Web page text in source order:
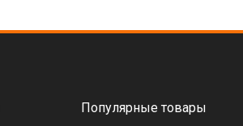
Популярные товары